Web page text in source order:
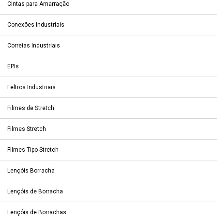
Cintas para Amarração
Conexões Industriais
Correias Industriais
EPIs
Feltros Industriais
Filmes de Stretch
Filmes Stretch
Filmes Tipo Stretch
Lençóis Borracha
Lençóis de Borracha
Lençóis de Borrachas